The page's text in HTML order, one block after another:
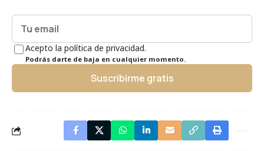
Acepto la política de privacidad.
Podrás darte de baja en cualquier momento.
Suscribirme gratis